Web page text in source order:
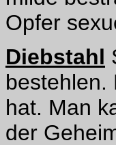
Opfer
Diebstahl
bestehlen.
hat. Man
der